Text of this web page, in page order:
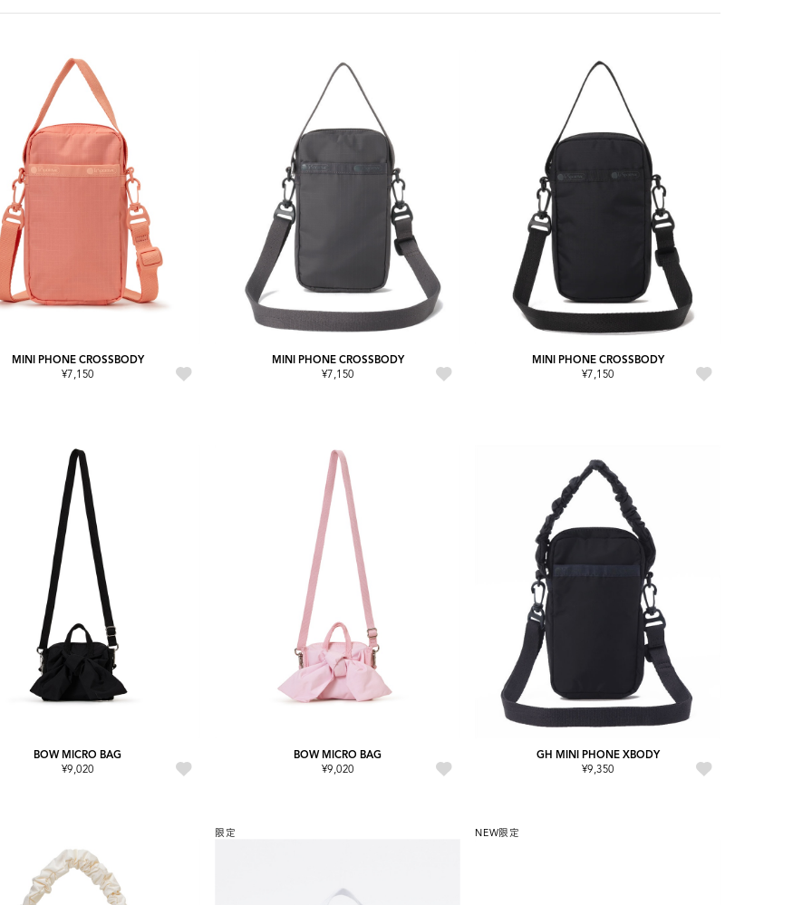
MINI PHONE CROSSBODY
¥7,150
MINI PHONE CROSSBODY
¥7,150
MINI PHONE CROSSBODY
¥7,150
BOW MICRO BAG
¥9,020
BOW MICRO BAG
¥9,020
GH MINI PHONE XBODY
¥9,350
限定 NEW限定